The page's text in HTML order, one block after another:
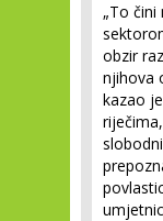
„To
obzir
njihova
kazao